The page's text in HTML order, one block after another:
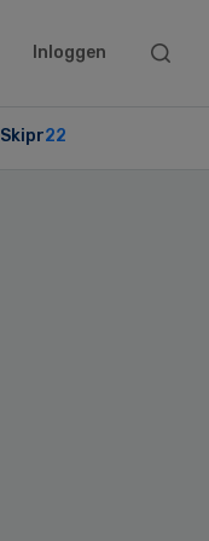
Inloggen
Search
Skipr22